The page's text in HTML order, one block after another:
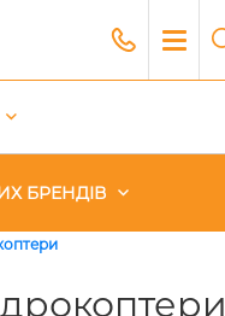
БРЕНДІВ